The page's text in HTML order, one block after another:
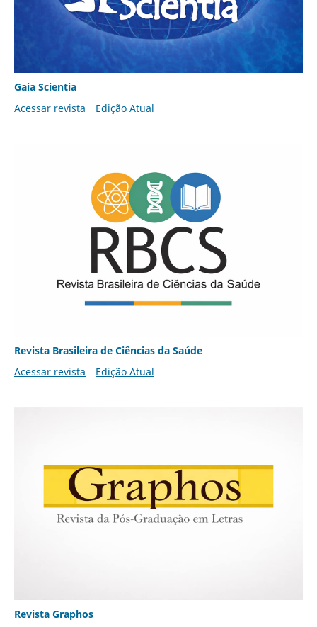
Gaia Scientia
Acessar revista
Edição Atual
Revista Brasileira de Ciências da Saúde
Acessar revista
Edição Atual
Revista Graphos